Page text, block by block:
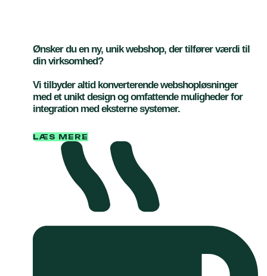
Ønsker du en ny, unik webshop, der tilfører værdi til
din virksomhed?
Vi tilbyder altid konverterende webshopløsninger
med et unikt design og omfattende muligheder for
integration med eksterne systemer.
LÆS MERE